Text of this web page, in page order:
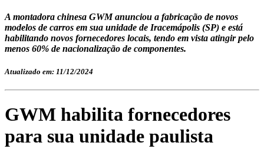
A montadora chinesa GWM anunciou a fabricação de novos
modelos de carros em sua unidade de Iracemápolis (SP) e está
habilitando novos fornecedores locais, tendo em vista atingir pelo
menos 60% de nacionalização de componentes.
Atualizado em: 11/12/2024
GWM habilita fornecedores
para sua unidade paulista